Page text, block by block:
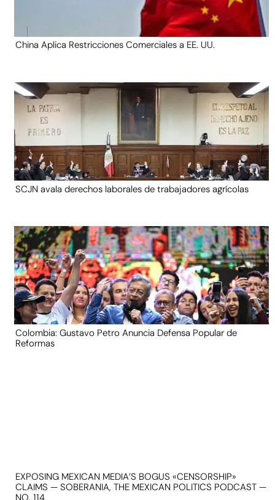
China Aplica Restricciones Comerciales a EE. UU.
SCJN avala derechos laborales de trabajadores agrícolas
Colombia: Gustavo Petro Anuncia Defensa Popular de
Reformas
EXPOSING MEXICAN MEDIA’S BOGUS «CENSORSHIP»
CLAIMS — SOBERANIA, THE MEXICAN POLITICS PODCAST —